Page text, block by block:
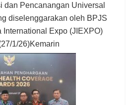
dan Pencanangan Universal
diselenggarakan oleh BPJS
International Expo (JIEXPO)
1/26)Kemarin